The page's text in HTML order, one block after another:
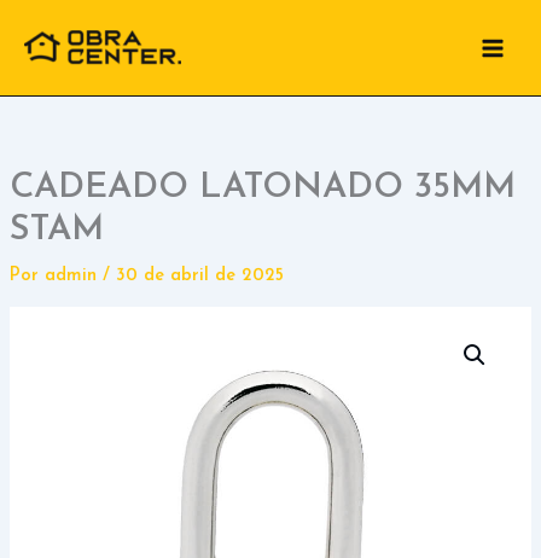
para
conteúdo
CADEADO LATONADO 35MM
STAM
Por admin / 30 de abril de 2025